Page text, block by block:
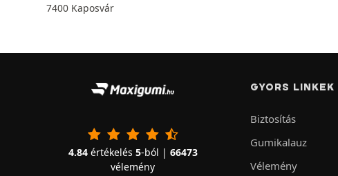
7400 Kaposvár
4.84értékelés 5-ból | 66473
vélemény
GYORS LINKEK
Biztosítás
Gumikalauz
Vélemény